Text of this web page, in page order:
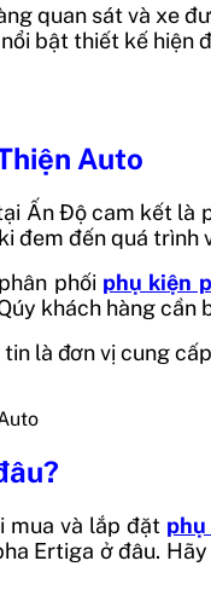
quan sát và xe
bật thiết kế hiện
Auto
Ấn Độcam kết là
đem đến quá trình
phối phụ kiện
khách hàng cần
là đơn vị cung
mua và lắp đặt
Ertiga ở đâu.